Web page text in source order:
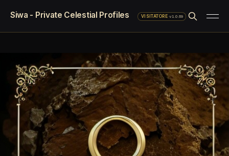
Siwa - Private Celestial Profiles VISITATORE·v1.0.69